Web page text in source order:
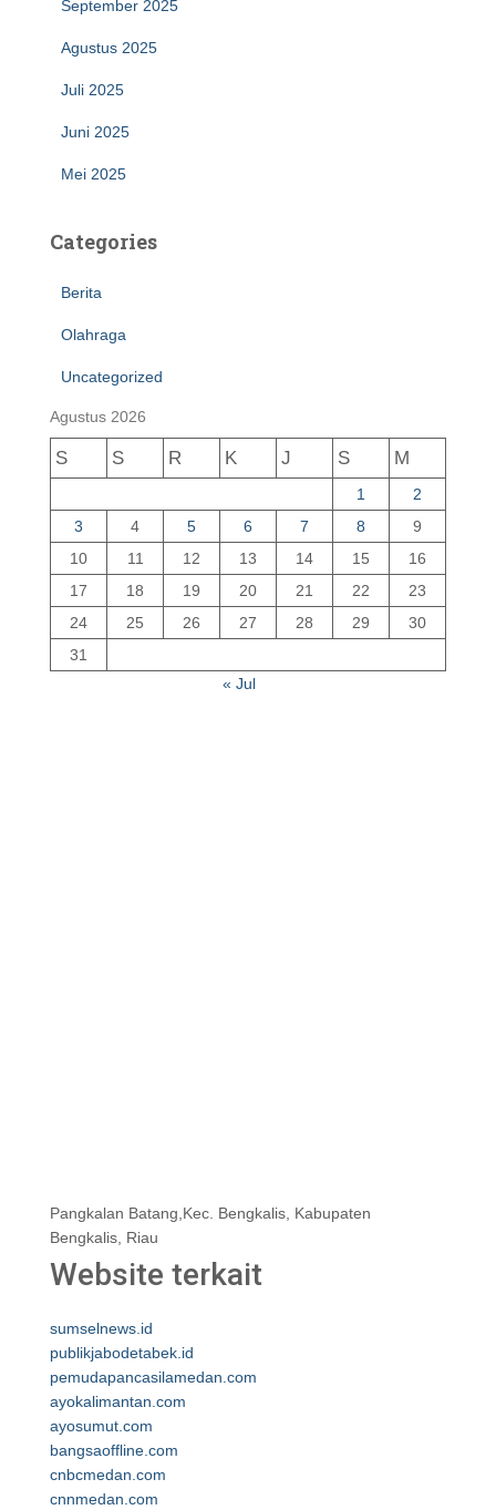
September 2025
Agustus 2025
Juli 2025
Juni 2025
Mei 2025
Categories
Berita
Olahraga
Uncategorized
Agustus 2026
S S R K J S M
1
2
3
4 5 6 7 8
9
10
11 12 13 14 15
16
17
18 19 20 21 22
23
24
25 26 27 28 29
30
31
« Jul
Pangkalan Batang,Kec. Bengkalis, Kabupaten
Bengkalis, Riau
Website terkait
sumselnews.id
publikjabodetabek.id
pemudapancasilamedan.com
ayokalimantan.com
ayosumut.com
bangsaoffline.com
cnbcmedan.com
cnnmedan.com